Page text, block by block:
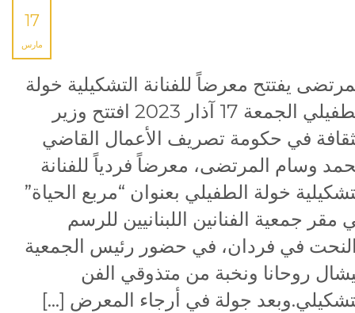
17
مارس
يفتتح معرضاً للفنانة التشكيلية خولة
الطفيلي الجمعة 17 آذار 2023 افتتح وزير
في حكومة تصريف الأعمال القاضي
وسام المرتضى، معرضاً فردياً للفنانة
خولة الطفيلي بعنوان “مربع الحياة”
مقر جمعية الفنانين اللبنانيين للرسم
في فردان، في حضور رئيس الجمعية
روحانا ونخبة من متذوقي الفن
جولة في أرجاء المعرض […]